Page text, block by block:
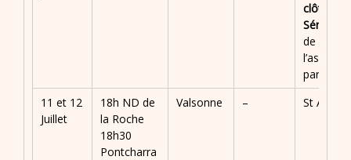
clôture
Sénevé
de
11 et 12
Juillet
18h ND de
la Roche
18h30
Pontcharra
Valsonne – St André